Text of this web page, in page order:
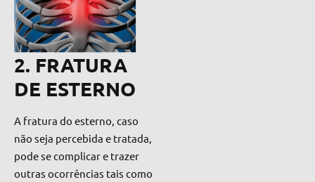
2. FRATURA
DE ESTERNO
A fratura do esterno, caso
não seja percebida e tratada,
pode se complicar e trazer
outras ocorrências tais como